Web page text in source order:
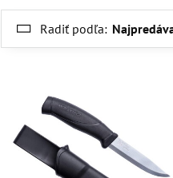
Radiť podľa: